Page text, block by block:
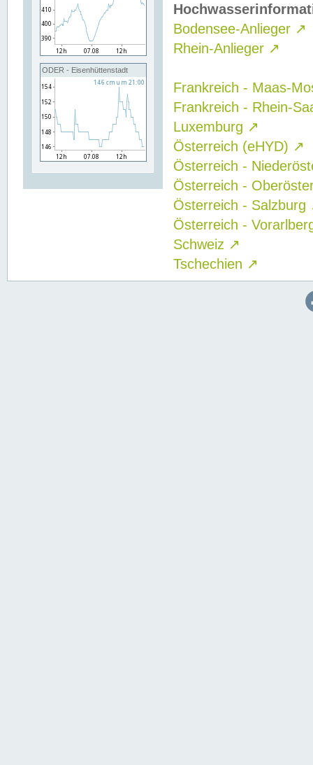
ODER - Eisenhüttenstadt
Bodensee-Anlieger ↗
Rhein-Anlieger ↗
Frankreich - Maas-
Frankreich - Rhein-
Luxemburg ↗
Österreich (eHYD) ↗
Österreich -
Österreich -
Österreich - Salzburg
Österreich -
Schweiz ↗
Tschechien ↗